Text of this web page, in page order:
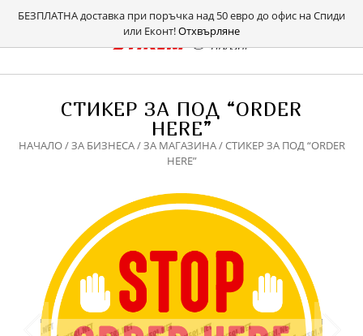
БЕЗПЛАТНА доставка при поръчка над 50 евро до офис на Спиди
или Еконт!Отхвърляне
СТИКЕР ЗА ПОД “ORDER
HERE”
НАЧАЛО/ЗА БИЗНЕСА/ЗА МАГАЗИНА/ СТИКЕР ЗА ПОД “ORDER
HERE”